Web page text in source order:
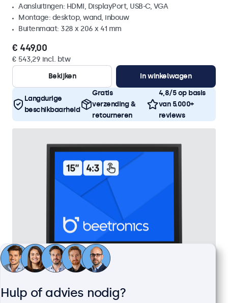
Aansluitingen: HDMI, DisplayPort, USB-C, VGA
Montage: desktop, wand, inbouw
Buitenmaat: 328 x 206 x 41 mm
€ 449,00
€ 543,29 incl. btw
Bekijken
In winkelwagen
Langdurige
beschikbaarheid
Gratis
verzending &
retourneren
4,8/5 op basis
van 5.000+
reviews
15 Inch Touchscreen Metaal (4:3)
Artikelnummer:
Hulp of advies nodig?